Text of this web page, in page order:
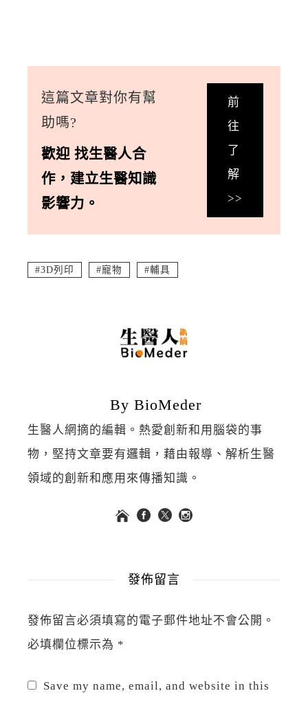
這篇文章對你有幫
助嗎?
歡迎 找生醫人合
作 ， 建立生醫知識
影響力。
前
往
了
解
>>
3D列印 寵物 輔具
By BioMeder
生醫人網摘的編輯。熱愛創新和用腦袋的事
物，堅持文章要有邏輯，藉由報導、解析生醫
領域的創新和應用來傳播知識。
發佈留言
發佈留言必須填寫的電子郵件地址不會公開。
必填欄位標示為 *
Save my name, email, and website in this